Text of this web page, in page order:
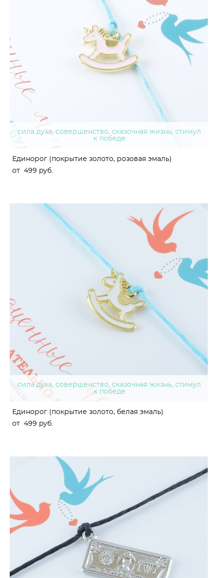
сила духа, совершенство, сказочная жизнь, стимул
к победе
Единорог (покрытие золото, розовая эмаль)
от 499 pуб.
сила духа, совершенство, сказочная жизнь, стимул
к победе
Единорог (покрытие золото, белая эмаль)
от 499 pуб.